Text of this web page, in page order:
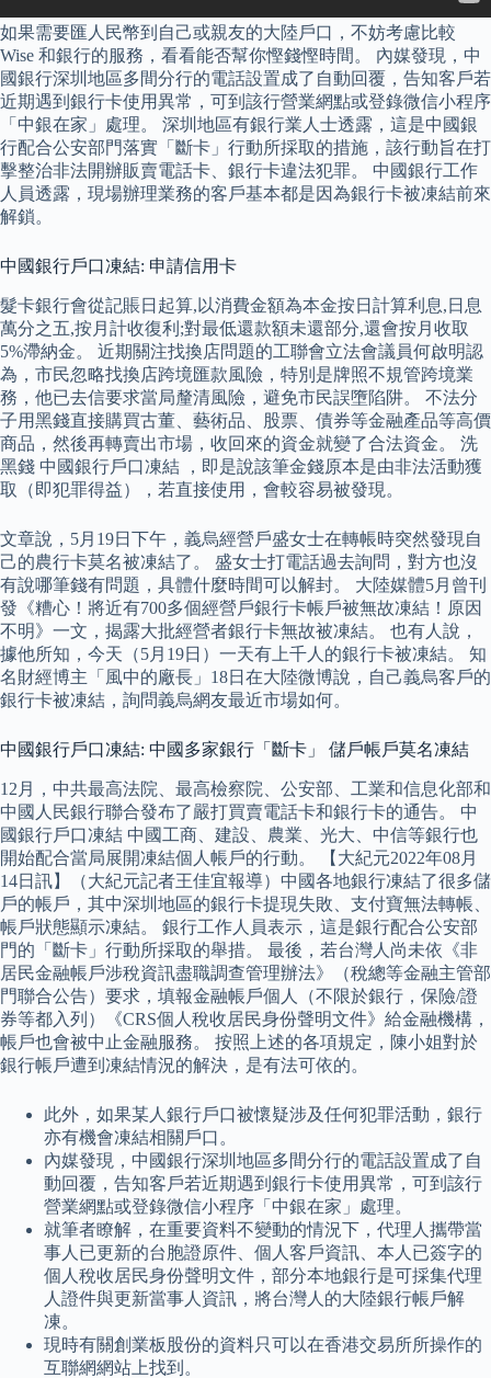
如果需要匯人民幣到自己或親友的大陸戶口，不妨考慮比較
Wise 和銀行的服務，看看能否幫你慳錢慳時間。 內媒發現，中
國銀行深圳地區多間分行的電話設置成了自動回覆，告知客戶若
近期遇到銀行卡使用異常，可到該行營業網點或登錄微信小程序
「中銀在家」處理。 深圳地區有銀行業人士透露，這是中國銀
行配合公安部門落實「斷卡」行動所採取的措施，該行動旨在打
擊整治非法開辦販賣電話卡、銀行卡違法犯罪。 中國銀行工作
人員透露，現場辦理業務的客戶基本都是因為銀行卡被凍結前來
解鎖。
中國銀行戶口凍結: 申請信用卡
髮卡銀行會從記賬日起算,以消費金額為本金按日計算利息,日息
萬分之五,按月計收復利;對最低還款額未還部分,還會按月收取
5%滯納金。 近期關注找換店問題的工聯會立法會議員何啟明認
為，市民忽略找換店跨境匯款風險，特別是牌照不規管跨境業
務，他已去信要求當局釐清風險，避免市民誤墮陷阱。 不法分
子用黑錢直接購買古董、藝術品、股票、債券等金融產品等高價
商品，然後再轉賣出市場，收回來的資金就變了合法資金。 洗
黑錢 中國銀行戶口凍結 ，即是說該筆金錢原本是由非法活動獲
取（即犯罪得益），若直接使用，會較容易被發現。
文章說，5月19日下午，義烏經營戶盛女士在轉帳時突然發現自
己的農行卡莫名被凍結了。 盛女士打電話過去詢問，對方也沒
有說哪筆錢有問題，具體什麼時間可以解封。 大陸媒體5月曾刊
發《糟心！將近有700多個經營戶銀行卡帳戶被無故凍結！原因
不明》一文，揭露大批經營者銀行卡無故被凍結。 也有人說，
據他所知，今天（5月19日）一天有上千人的銀行卡被凍結。 知
名財經博主「風中的廠長」18日在大陸微博說，自己義烏客戶的
銀行卡被凍結，詢問義烏網友最近市場如何。
中國銀行戶口凍結: 中國多家銀行「斷卡」 儲戶帳戶莫名凍結
12月，中共最高法院、最高檢察院、公安部、工業和信息化部和
中國人民銀行聯合發布了嚴打買賣電話卡和銀行卡的通告。 中
國銀行戶口凍結 中國工商、建設、農業、光大、中信等銀行也
開始配合當局展開凍結個人帳戶的行動。 【大紀元2022年08月
14日訊】（大紀元記者王佳宜報導）中國各地銀行凍結了很多儲
戶的帳戶，其中深圳地區的銀行卡提現失敗、支付寶無法轉帳、
帳戶狀態顯示凍結。 銀行工作人員表示，這是銀行配合公安部
門的「斷卡」行動所採取的舉措。 最後，若台灣人尚未依《非
居民金融帳戶涉稅資訊盡職調查管理辦法》（稅總等金融主管部
門聯合公告）要求，填報金融帳戶個人（不限於銀行，保險/證
券等都入列）《CRS個人稅收居民身份聲明文件》給金融機構，
帳戶也會被中止金融服務。 按照上述的各項規定，陳小姐對於
銀行帳戶遭到凍結情況的解決，是有法可依的。
此外，如果某人銀行戶口被懷疑涉及任何犯罪活動，銀行
亦有機會凍結相關戶口。
內媒發現，中國銀行深圳地區多間分行的電話設置成了自
動回覆，告知客戶若近期遇到銀行卡使用異常，可到該行
營業網點或登錄微信小程序「中銀在家」處理。
就筆者瞭解，在重要資料不變動的情況下，代理人攜帶當
事人已更新的台胞證原件、個人客戶資訊、本人已簽字的
個人稅收居民身份聲明文件，部分本地銀行是可採集代理
人證件與更新當事人資訊，將台灣人的大陸銀行帳戶解
凍。
現時有關創業板股份的資料只可以在香港交易所所操作的
互聯網網站上找到。